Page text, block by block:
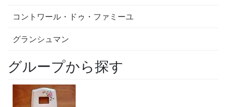
コントワール・ドゥ・ファミーユ
グランシュマン
グループから探す